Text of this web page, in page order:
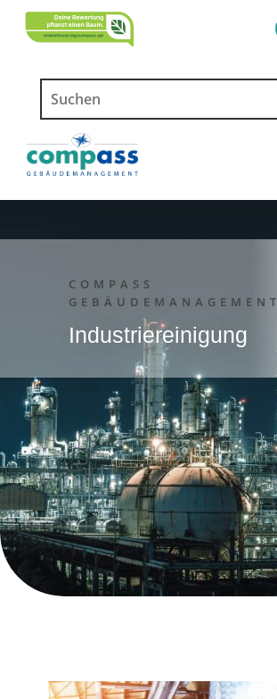
COMPASS
GEBÄUDEMANAGEMENT
Industriereinigung